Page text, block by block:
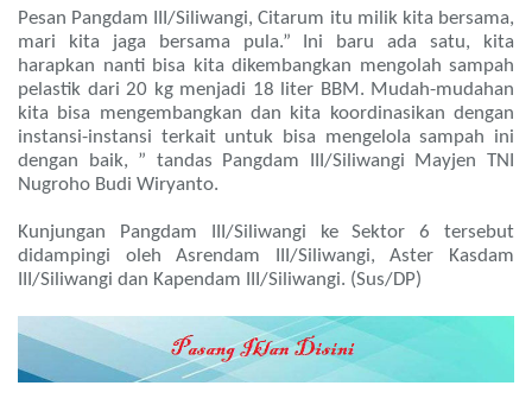
Pesan Pangdam III/Siliwangi, Citarum itu milik kita bersama,
mari kita jaga bersama pula.” Ini baru ada satu, kita
harapkan nanti bisa kita dikembangkan mengolah sampah
pelastik dari 20 kg menjadi 18 liter BBM. Mudah-mudahan
kita bisa mengembangkan dan kita koordinasikan dengan
instansi-instansi terkait untuk bisa mengelola sampah ini
dengan baik, ” tandas Pangdam III/Siliwangi Mayjen TNI
Nugroho Budi Wiryanto.
Kunjungan Pangdam III/Siliwangi ke Sektor 6 tersebut
didampingi oleh Asrendam III/Siliwangi, Aster Kasdam
III/Siliwangi dan Kapendam III/Siliwangi. (Sus/DP)